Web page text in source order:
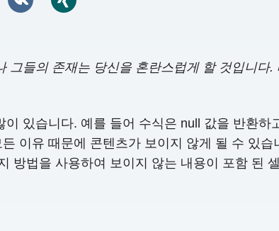
들의 존재는 당신을 혼란스럽게 할 것입니
있습니다. 예를 들어 수식은 null 값을 반환
이유 때문에 콘텐츠가 보이지 않게 될 수 있
방법을 사용하여 보이지 않는 내용이 포함 된